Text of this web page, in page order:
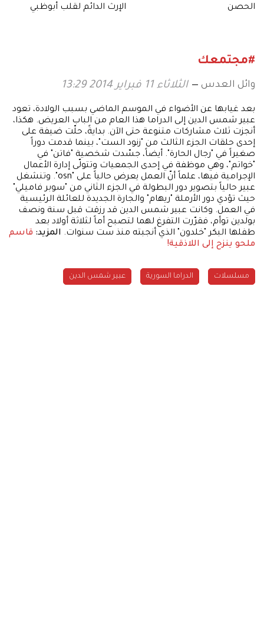
الحصن
الإرث الدائم لقلب أبوظبي
#مجتمعك
وائل العدس الثلاثاء 11 فبراير 2014 13:29
بعد غيابها عن الأضواء في الموسم الماضي بسبب الولادة، تعود
عبير شمس الدين إلى الدراما هذا العام من الباب العريض. هكذا،
أنجزت ثلاث مشاركات متنوعة حتى الآن. بدايةً، حلّت ضيفة على
إحدى حلقات الجزء الثالث من "زنود الست"، بينما قدمت دوراً
صغيراً في "رجال الحارة". أيضاً، جسّدت شخصية "فاتن" في
"خواتم"، وهي موظفة في إحدى الجمعيات وتتولّى إدارة الأعمال
الإجرامية فيها، علماً أنّ العمل يعرض حالياً على "osn". وتنشغل
عبير حالياً بتصوير دور البطولة في الجزء الثاني من "سوبر فاميلي"
حيث تؤدي دور الأرملة "ريهام" والجارة الجديدة للعائلة الرئيسية
في العمل. وكانت عبير شمس الدين قد رزقت قبل سنة ونصف
بولدين توأم، فقرّرت التفرغ لهما لتصبح أماً لثلاثة أولاد بعد
طفلها البكر "خلدون" الذي أنجبته منذ ست سنوات. المزيد: قاسم
ملحو ينزح إلى اللاذقية!
مسلسلات الدراما السورية عبير شمس الدين